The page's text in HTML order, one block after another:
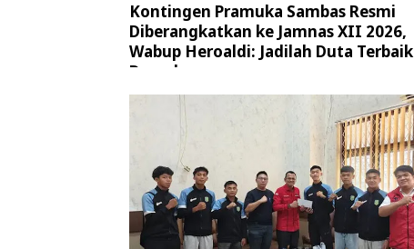
Kontingen Pramuka Sambas Resmi
Diberangkatkan ke Jamnas XII 2026,
Wabup Heroaldi: Jadilah Duta Terbaik
Daerah